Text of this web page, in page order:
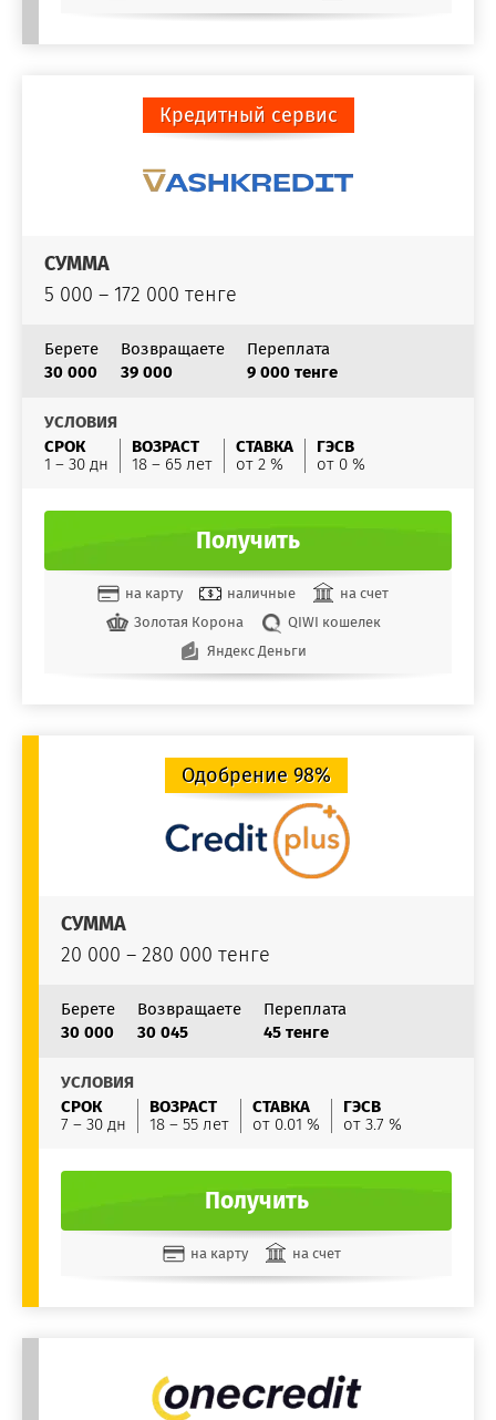
Кредитный сервис
СУММА
5 000 – 172 000 тенге
Берете
30 000
Возвращаете
39 000
Переплата
9 000 тенге
УСЛОВИЯ
СРОК
1 – 30 дн
ВОЗРАСТ
18 – 65 лет
СТАВКА
от 2 %
ГЭСВ
от 0 %
Получить
на карту наличные
на счет
Золотая Корона
QIWI кошелек
Яндекс Деньги
Одобрение 98%
СУММА
20 000 – 280 000 тенге
Берете
30 000
Возвращаете
30 045
Переплата
45 тенге
УСЛОВИЯ
СРОК
7 – 30 дн
ВОЗРАСТ
18 – 55 лет
СТАВКА
от 0.01 %
ГЭСВ
от 3.7 %
Получить
на карту на счет